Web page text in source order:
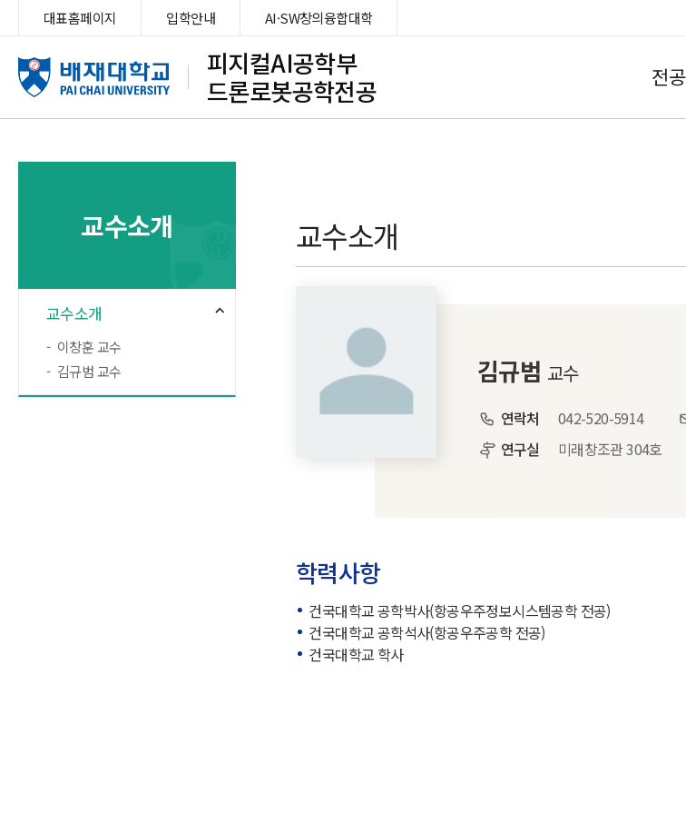
피지컬AI공학부
드론로봇공학전공
대표홈페이지 입학안내 AI·SW창의융합대학
전
교수소개
교수소개
이창훈 교수
김규범 교수
교수소개
김규범 교수
연락처 042-520-5914
연구실
미래창조관 304호
학력사항
건국대학교 공학박사(항공우주정보시스템공학 전공)
건국대학교 공학석사(항공우주공학 전공)
건국대학교 학사